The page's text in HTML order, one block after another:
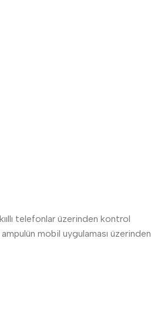
telefonlar üzerinden kontrol
mobil uygulaması üzerinden